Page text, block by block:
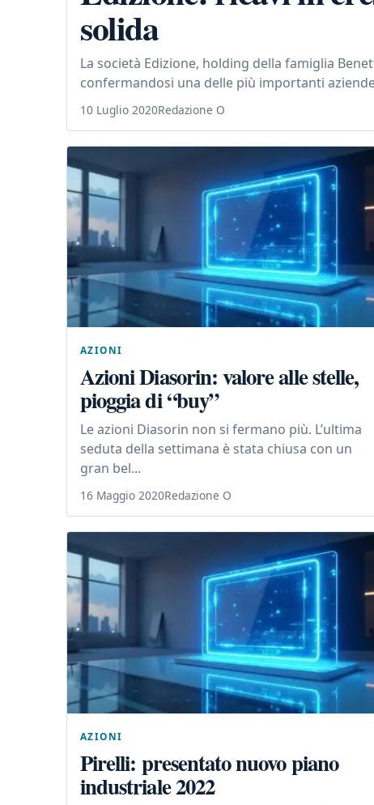
solida
La società Edizione, holding della famiglia
confermandosi una delle più importanti
10 Luglio 2020Redazione O
AZIONI
Azioni Diasorin: valore alle stelle,
pioggia di “buy”
Le azioni Diasorin non si fermano più. L’ultima
seduta della settimana è stata chiusa con un
gran bel...
16 Maggio 2020Redazione O
AZIONI
Pirelli: presentato nuovo piano
industriale 2022